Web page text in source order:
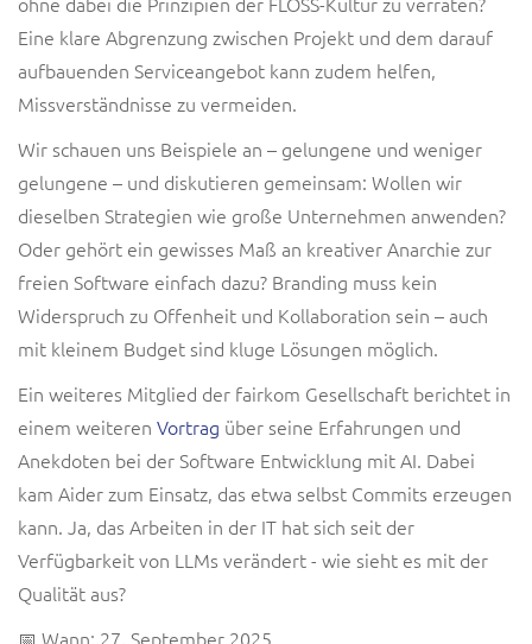
Eine klare Abgrenzung zwischen Projekt und dem darauf
aufbauenden Serviceangebot kann zudem helfen,
Missverständnisse zu vermeiden.
Wir schauen uns Beispiele an – gelungene und weniger
gelungene – und diskutieren gemeinsam: Wollen wir
dieselben Strategien wie große Unternehmen anwenden?
Oder gehört ein gewisses Maß an kreativer Anarchie zur
freien Software einfach dazu? Branding muss kein
Widerspruch zu Offenheit und Kollaboration sein – auch
mit kleinem Budget sind kluge Lösungen möglich.
Ein weiteres Mitglied der fairkom Gesellschaft berichtet in
einem weiteren Vortrag über seine Erfahrungen und
Anekdoten bei der Software Entwicklung mit AI. Dabei
kam Aider zum Einsatz, das etwa selbst Commits erzeugen
kann. Ja, das Arbeiten in der IT hat sich seit der
Verfügbarkeit von LLMs verändert - wie sieht es mit der
Qualität aus?
📅 Wann: 27. September 2025